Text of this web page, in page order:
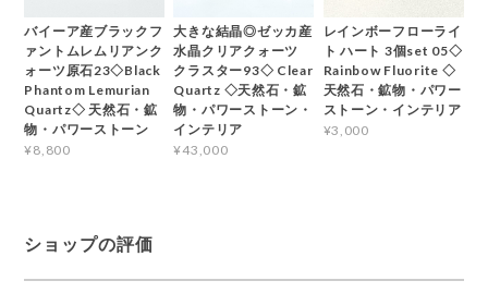
バイーア産ブラックフ
ァントムレムリアンク
ォーツ原石23◇Black
Phantom Lemurian
Quartz◇ 天然石・鉱
物・パワーストーン
¥8,800
大きな結晶◎ゼッカ産
水晶クリアクォーツ
クラスター93◇ Clear
Quartz ◇天然石・鉱
物・パワーストーン・
インテリア
¥43,000
レインボーフローライ
ト ハート 3個set 05◇
Rainbow Fluorite ◇
天然石・鉱物・パワー
ストーン・インテリア
¥3,000
ショップの評価